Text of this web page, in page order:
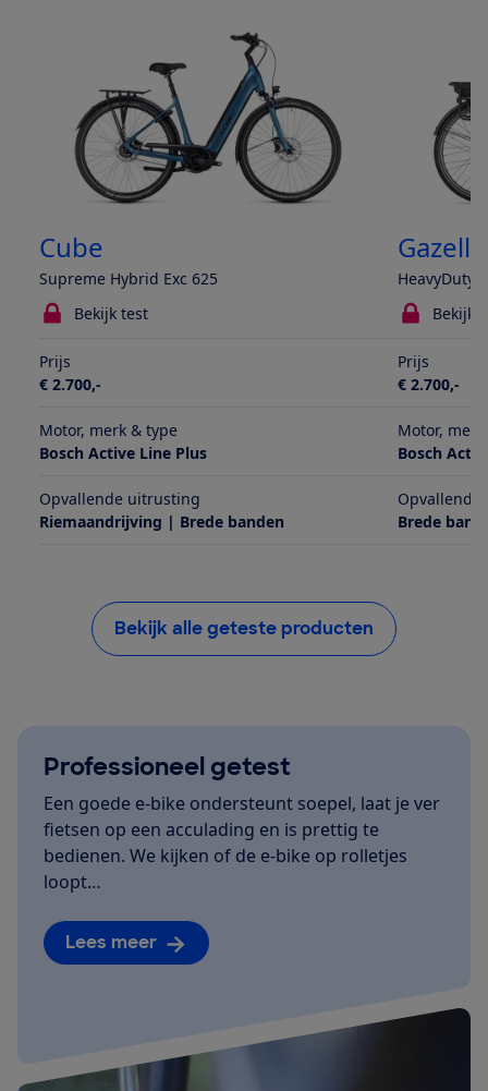
Cube
Supreme Hybrid Exc 625
Gazelle
Bekijk test
Bekijk
Prijs
€ 2.700,-
Prijs
€ 2.700,-
Motor, merk & type
Bosch Active Line Plus
Motor,
Bosch
Opvallende uitrusting
Riemaandrijving | Brede banden
Brede
Bekijk alle geteste producten
Professioneel getest
Een goede e-bike ondersteunt soepel, laat je ver
fietsen op een acculading en is prettig te
bedienen. We kijken of de e-bike op rolletjes
loopt…
Lees meer